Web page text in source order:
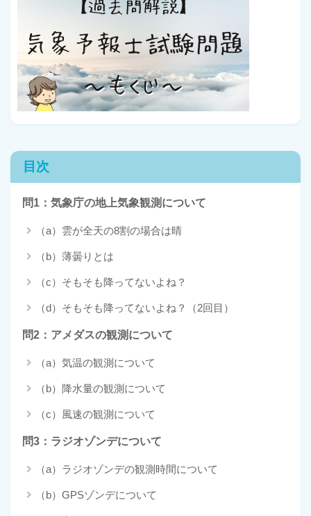
目次
問1：気象庁の地上気象観測について
（a）雲が全天の8割の場合は晴
（b）薄曇りとは
（c）そもそも降ってないよね？
（d）そもそも降ってないよね？（2回目）
問2：アメダスの観測について
（a）気温の観測について
（b）降水量の観測について
（c）風速の観測について
問3：ラジオゾンデについて
（a）ラジオゾンデの観測時間について
（b）GPSゾンデについて